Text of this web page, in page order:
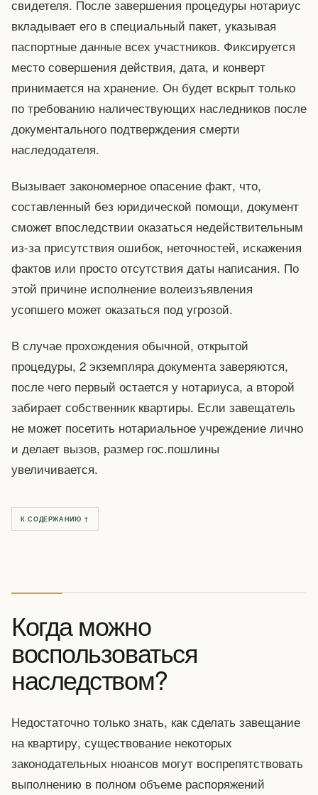
свидетеля. После завершения процедуры нотариус
вкладывает его в специальный пакет, указывая
паспортные данные всех участников. Фиксируется
место совершения действия, дата, и конверт
принимается на хранение. Он будет вскрыт только
по требованию наличествующих наследников после
документального подтверждения смерти
наследодателя.
Вызывает закономерное опасение факт, что,
составленный без юридической помощи, документ
сможет впоследствии оказаться недействительным
из-за присутствия ошибок, неточностей, искажения
фактов или просто отсутствия даты написания. По
этой причине исполнение волеизъявления
усопшего может оказаться под угрозой.
В случае прохождения обычной, открытой
процедуры, 2 экземпляра документа заверяются,
после чего первый остается у нотариуса, а второй
забирает собственник квартиры. Если завещатель
не может посетить нотариальное учреждение лично
и делает вызов, размер гос.пошлины
увеличивается.
К СОДЕРЖАНИЮ ↑
Когда можно
воспользоваться
наследством?
Недостаточно только знать, как сделать завещание
на квартиру, существование некоторых
законодательных нюансов могут воспрепятствовать
выполнению в полном объеме распоряжений